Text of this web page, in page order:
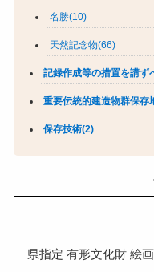
名勝(10)
天然記念物(66)
記録作成等の措置を講ず
重要伝統的建造物群保存
保存技術(2)
県指定 有形文化財 絵画